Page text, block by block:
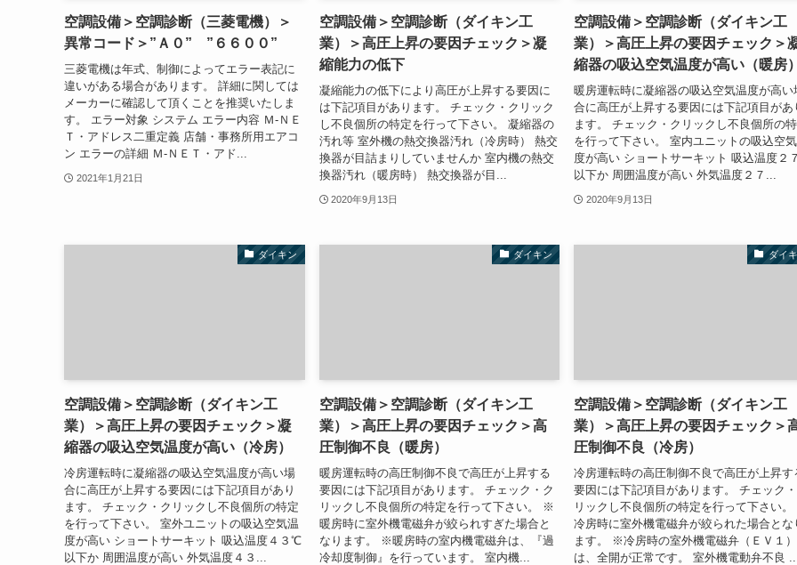
空調設備＞空調診断（三菱電機）＞
異常コード＞”Ａ０” ”６６００”
三菱電機は年式、制御によってエラー表記に
違いがある場合があります。 詳細に関しては
メーカーに確認して頂くことを推奨いたしま
す。 エラー対象 システム エラー内容 Ｍ-ＮＥ
Ｔ・アドレス二重定義 店舗・事務所用エアコ
ン エラーの詳細 Ｍ-ＮＥＴ・アド...
2021年1月21日
空調設備＞空調診断（ダイキン工
業）＞高圧上昇の要因チェック＞凝
縮能力の低下
凝縮能力の低下により高圧が上昇する要因に
は下記項目があります。 チェック・クリック
し不良個所の特定を行って下さい。 凝縮器の
汚れ等 室外機の熱交換器汚れ（冷房時） 熱交
換器が目詰まりしていませんか 室内機の熱交
換器汚れ（暖房時） 熱交換器が目...
2020年9月13日
空調設備＞空調診断（ダイキン工
業）＞高圧上昇の要因チェック＞
縮器の吸込空気温度が高い（暖房）
暖房運転時に凝縮器の吸込空気温度が高い
合に高圧が上昇する要因には下記項目があ
ます。 チェック・クリックし不良個所の
を行って下さい。 室内ユニットの吸込空
度が高い ショートサーキット 吸込温度２
以下か 周囲温度が高い 外気温度２７...
2020年9月13日
ダイキン
空調設備＞空調診断（ダイキン工
業）＞高圧上昇の要因チェック＞凝
縮器の吸込空気温度が高い（冷房）
冷房運転時に凝縮器の吸込空気温度が高い場
合に高圧が上昇する要因には下記項目があり
ます。 チェック・クリックし不良個所の特定
を行って下さい。 室外ユニットの吸込空気温
度が高い ショートサーキット 吸込温度４３℃
以下か 周囲温度が高い 外気温度４３...
ダイキン
空調設備＞空調診断（ダイキン工
業）＞高圧上昇の要因チェック＞高
圧制御不良（暖房）
暖房運転時の高圧制御不良で高圧が上昇する
要因には下記項目があります。 チェック・ク
リックし不良個所の特定を行って下さい。 ※
暖房時に室外機電磁弁が絞られすぎた場合と
なります。 ※暖房時の室内機電磁弁は、『過
冷却度制御』を行っています。 室内機...
ダイ
空調設備＞空調診断（ダイキン工
業）＞高圧上昇の要因チェック＞
圧制御不良（冷房）
冷房運転時の高圧制御不良で高圧が上昇す
要因には下記項目があります。 チェック
リックし不良個所の特定を行って下さい
冷房時に室外機電磁弁が絞られた場合とな
ます。 ※冷房時の室外機電磁弁（ＥＶ１）
は、全開が正常です。 室外機電動弁不良 ...